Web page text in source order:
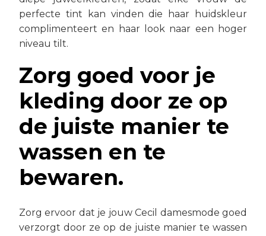
perfecte tint kan vinden die haar huidskleur
complimenteert en haar look naar een hoger
niveau tilt.
Zorg goed voor je
kleding door ze op
de juiste manier te
wassen en te
bewaren.
Zorg ervoor dat je jouw Cecil damesmode goed
verzorgt door ze op de juiste manier te wassen